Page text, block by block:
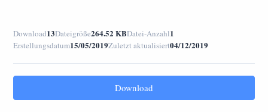
Download13Dateigröße264.52 KBDatei-Anzahl1
Erstellungsdatum15/05/2019Zuletzt aktualisiert04/12/2019
Download